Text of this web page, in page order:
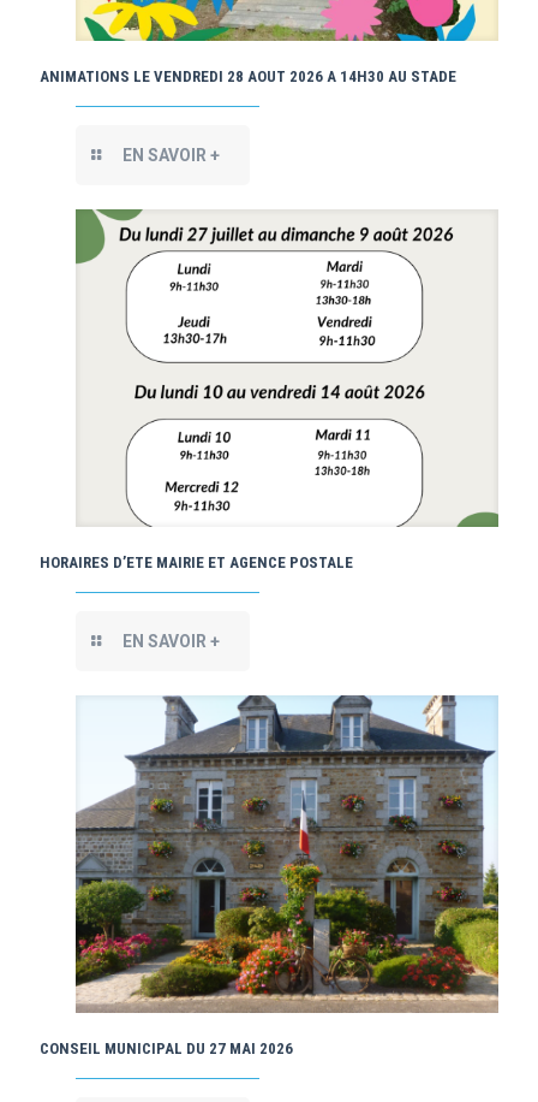
ANIMATIONS LE VENDREDI 28 AOUT 2026 A 14H30 AU STADE
EN SAVOIR +
HORAIRES D’ETE MAIRIE ET AGENCE POSTALE
EN SAVOIR +
CONSEIL MUNICIPAL DU 27 MAI 2026